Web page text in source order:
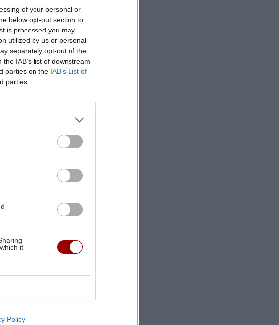
of your personal or
below opt-out section to
is processed you may
utilized by us or personal
separately opt-out of the
IAB’s list of downstream
parties on the IAB’s List of
parties.
it
Policy